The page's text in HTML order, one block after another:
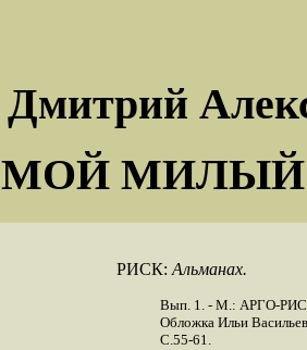
Дмитрий
МОЙ МИЛЫЙ
РИСК: Альманах.
Вып. 1. - М.: АРГО-
Обложка Ильи
C.55-61.